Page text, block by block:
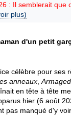
: Il semblerait que
plus)
d'un petit
célèbre pour ses
anneaux
en tête à tête
hier (6 août
pas manqué d'y